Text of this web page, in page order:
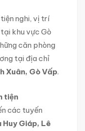
nghi, vị trí
khu vực Gò
căn phòng
tại địa chỉ
Xuân, Gò Vấp.
tiện
các tuyến
Huy Giáp, Lê